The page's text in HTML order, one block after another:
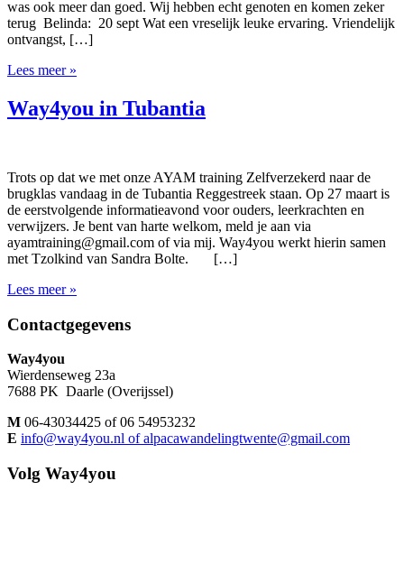
was ook meer dan goed. Wij hebben echt genoten en komen zeker
terug Belinda: 20 sept Wat een vreselijk leuke ervaring. Vriendelijk
ontvangst, […]
Lees meer »
Way4you in Tubantia
Trots op dat we met onze AYAM training Zelfverzekerd naar de
brugklas vandaag in de Tubantia Reggestreek staan. Op 27 maart is
de eerstvolgende informatieavond voor ouders, leerkrachten en
verwijzers. Je bent van harte welkom, meld je aan via
ayamtraining@gmail.com of via mij. Way4you werkt hierin samen
met Tzolkind van Sandra Bolte. […]
Lees meer »
Footer
Contactgegevens
Way4you
Wierdenseweg 23a
7688 PK Daarle (Overijssel)
M 06-43034425 of 06 54953232
E info@way4you.nl of alpacawandelingtwente@gmail.com
Volg Way4you